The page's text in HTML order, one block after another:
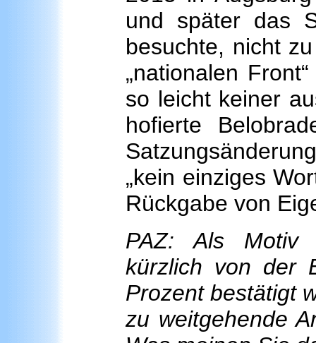
und später das
besuchte, nicht
„nationalen
so leicht keiner
hofierte
„kein einziges
Rückgabe von
PAZ: Als
kürzlich von der
Prozent bestätigt
zu weitgehende